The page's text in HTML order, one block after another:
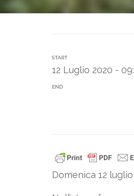
START
12 Luglio 2020 -
END
Domenica 12